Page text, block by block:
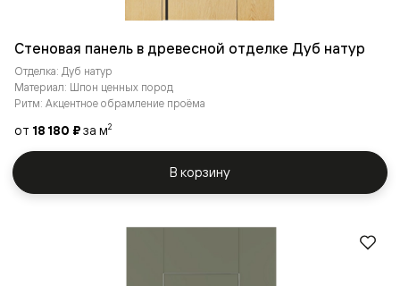
Стеновая панель в древесной отделке Дуб натур
Отделка: Дуб натур
Материал: Шпон ценных пород
Ритм: Акцентное обрамление проёма
от 18 180 ₽за м2
В корзину